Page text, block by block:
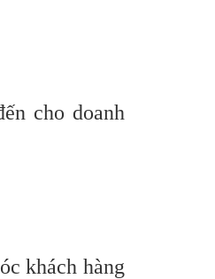
cho doanh
khách hàng